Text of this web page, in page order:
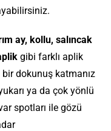
ay, kollu, salıncak
gibi farklı aplik
dokunuş katmanız
ya da çok yönlü
spotları ile gözü